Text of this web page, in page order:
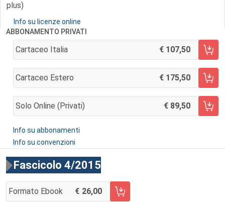
plus)
Info su licenze online
ABBONAMENTO PRIVATI
Cartaceo Italia 107,50
AGGIUNGI AL CARRELLO
Cartaceo Estero 175,50
AGGIUNGI AL CARRELLO
Solo Online (privati) 89,50
AGGIUNGI AL CARRELLO
Info su abbonamenti
Info su convenzioni
Fascicolo 4/2015
Formato Ebook 26,00
AGGIUNGI AL CARRELLO FASCICOLO 4/2015